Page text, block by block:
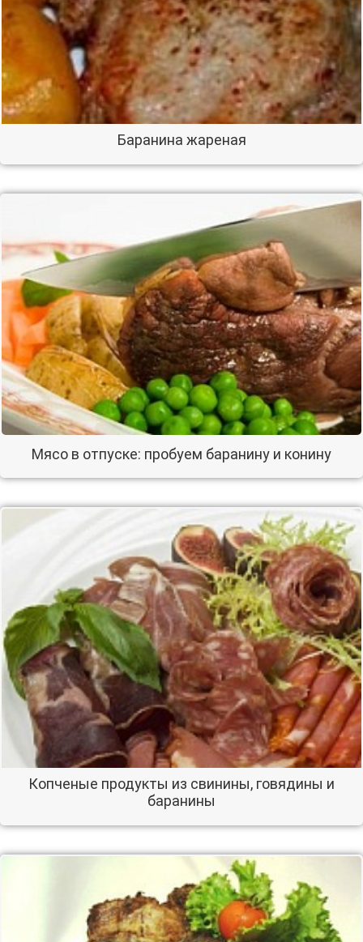
Баранина жареная
Мясо в отпуске: пробуем баранину и конину
Копченые продукты из свинины, говядины и
баранины